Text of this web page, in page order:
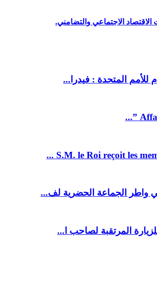
الاقتصاد الاجتماعي والتضامني.
للأمم المتحدة : فيدرا...
S.M. le Roi reçoit les
واطر الجماعة الحضرية لف...
المرتقبة لصاحب ا...